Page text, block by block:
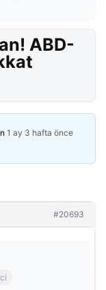
ABD-
1 ay 3 hafta önce
#20693